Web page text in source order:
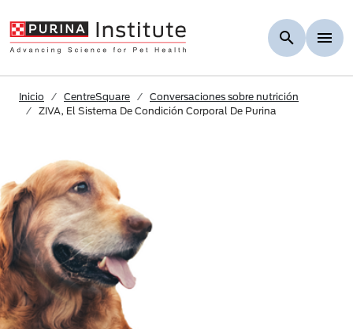
Inicio CentreSquare
Conversaciones sobre nutrición
ZIVA, El Sistema De Condición Corporal De Purina